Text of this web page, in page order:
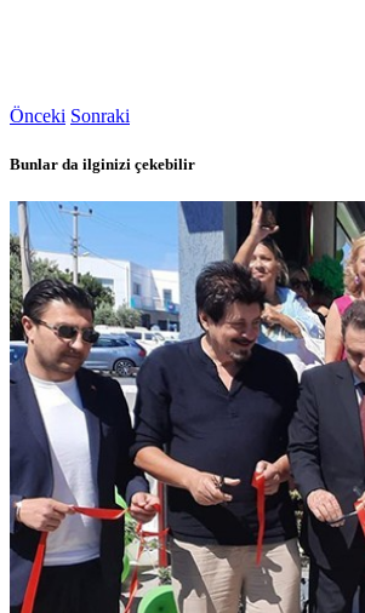
Önceki Sonraki
Bunlar da ilginizi çekebilir